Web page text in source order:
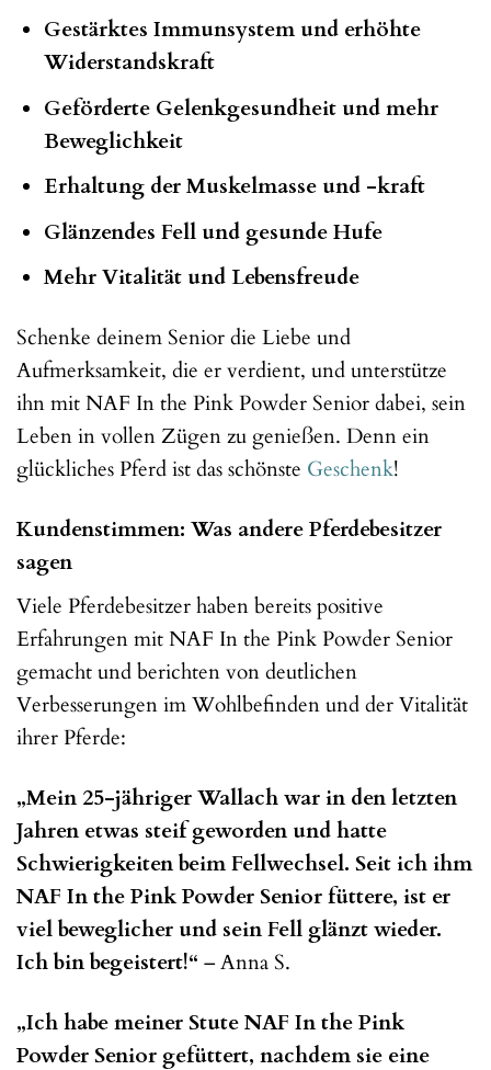
Gestärktes Immunsystem und erhöhte
Widerstandskraft
Geförderte Gelenkgesundheit und mehr
Beweglichkeit
Erhaltung der Muskelmasse und -kraft
Glänzendes Fell und gesunde Hufe
Mehr Vitalität und Lebensfreude
Schenke deinem Senior die Liebe und
Aufmerksamkeit, die er verdient, und unterstütze
ihn mit NAF In the Pink Powder Senior dabei, sein
Leben in vollen Zügen zu genießen. Denn ein
glückliches Pferd ist das schönste Geschenk!
Kundenstimmen: Was andere Pferdebesitzer
sagen
Viele Pferdebesitzer haben bereits positive
Erfahrungen mit NAF In the Pink Powder Senior
gemacht und berichten von deutlichen
Verbesserungen im Wohlbefinden und der Vitalität
ihrer Pferde:
„Mein 25-jähriger Wallach war in den letzten
Jahren etwas steif geworden und hatte
Schwierigkeiten beim Fellwechsel. Seit ich ihm
NAF In the Pink Powder Senior füttere, ist er
viel beweglicher und sein Fell glänzt wieder.
Ich bin begeistert!“ – Anna S.
„Ich habe meiner Stute NAF In the Pink
Powder Senior gefüttert, nachdem sie eine